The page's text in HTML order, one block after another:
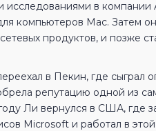
в компании
компьютеров Mac. Затем
продуктов, и позже
в Пекин, где сыграл
репутацию одной из
Ли вернулся в США, где
Microsoft и работал в